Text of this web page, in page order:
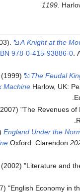
1199 .
A Knight at the
978-0-415-93886-0.
The Feudal
MachineHarlow, UK:
.
"The Revenues
England Under the
Oxford: Clarendon
"Literature and
"English Economy in